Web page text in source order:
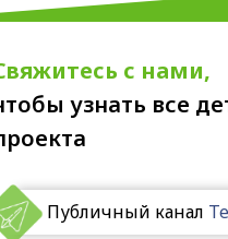
с нами,
узнать все
Публичный канал